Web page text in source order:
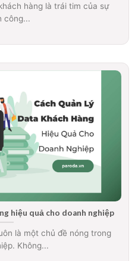
hàng là trái tim của sự
công...
hiệu quả cho doanh nghiệp
là một chủ đề nóng trong
Không...